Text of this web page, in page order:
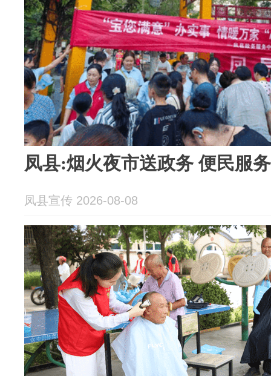
凤县:烟火夜市送政务 便民服
凤县宣传 2026-08-08